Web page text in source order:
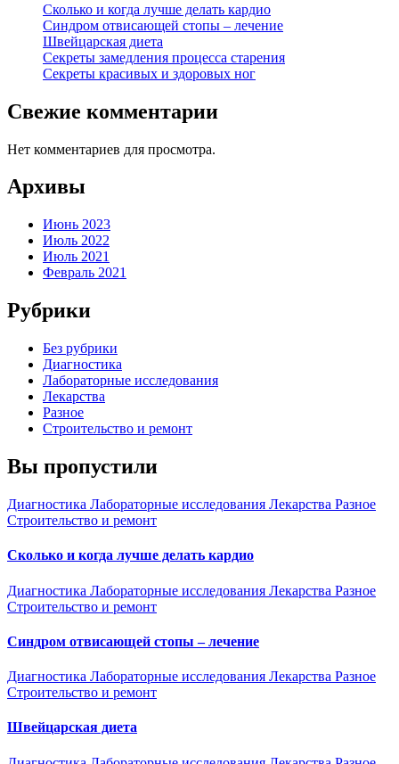
Сколько и когда лучше делать кардио
Синдром отвисающей стопы – лечение
Швейцарская диета
Секреты замедления процесса старения
Секреты красивых и здоровых ног
Свежие комментарии
Нет комментариев для просмотра.
Архивы
Июнь 2023
Июль 2022
Июль 2021
Февраль 2021
Рубрики
Без рубрики
Диагностика
Лабораторные исследования
Лекарства
Разное
Строительство и ремонт
Вы пропустили
Диагностика Лабораторные исследования Лекарства Разное
Строительство и ремонт
Сколько и когда лучше делать кардио
Диагностика Лабораторные исследования Лекарства Разное
Строительство и ремонт
Синдром отвисающей стопы – лечение
Диагностика Лабораторные исследования Лекарства Разное
Строительство и ремонт
Швейцарская диета